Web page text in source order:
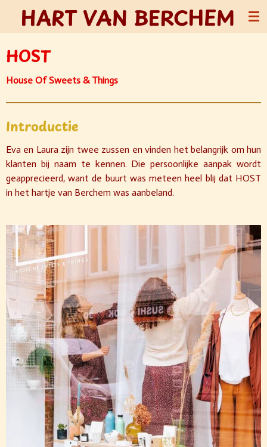
direct
de
HART VAN BERCHEM
HOST
House Of Sweets & Things
Introductie
Eva en Laura zijn twee zussen en vinden het belangrijk om hun
klanten bij naam te kennen. Die persoonlijke aanpak wordt
geapprecieerd, want de buurt was meteen heel blij dat HOST
in het hartje van Berchem was aanbeland.